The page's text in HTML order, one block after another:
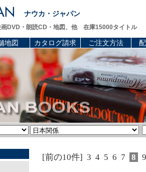
ナウカ・ジャパン
画DVD・朗読CD・地図、他 在庫15000タイトル
地図 カタログ請求 ご注文方法
[前の10件] 3 4 5 6 7 8 9